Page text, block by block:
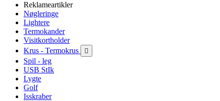
Reklameartikler
Nøgleringe
Lightere
Termokander
Visitkortholder
Krus - Termokrus

Spil - leg
USB StIk
Lygte
Golf
Isskraber